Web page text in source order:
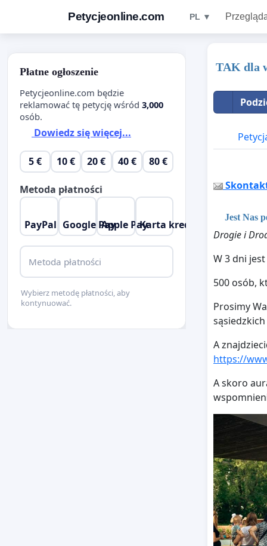
Petycjeonline.com PL ▼
TAK dla
Jest Nas
Drogie i
W 3 dni
500 osób,
Prosimy
A
https://
A skoro
Płatne ogłoszenie
Petycjeonline.com będzie
reklamować tę petycję wśród 3,000
osób.
Dowiedz się więcej...
5 € 10 € 20 € 40 € 80 €
Metoda płatności
PayPal Google PayApple PayKarta kredytowa
Metoda płatności
Wybierz metodę płatności, aby
kontynuować.